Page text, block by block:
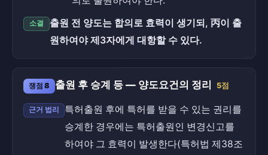
소결
출원 전 양도는 합의로 효력이 생기되, 丙이 출
원하여야 제3자에게 대항할 수 있다.
쟁점 8 출원 후 승계 등 — 양도요건의 정리 5점
근거 법리
특허출원 후에 특허를 받을 수 있는 권리를
승계한 경우에는 특허출원인 변경신고를
하여야 그 효력이 발생한다(특허법 제38조